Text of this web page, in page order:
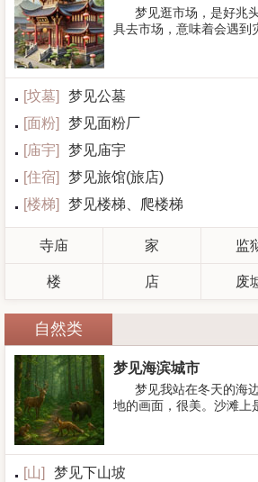
梦见逛市场，是好兆
具去市场，意味着会遇到
[坟墓]
梦见公墓
[面粉]
梦见面粉厂
[庙宇]
梦见庙宇
[住宿]
梦见旅馆(旅店)
[楼梯] 梦见楼梯、爬楼梯
寺庙 家 监
楼 店 废
自然类
梦见海滨城市
梦见我站在冬天的海
地的画面，很美。沙滩上
[山]
梦见下山坡